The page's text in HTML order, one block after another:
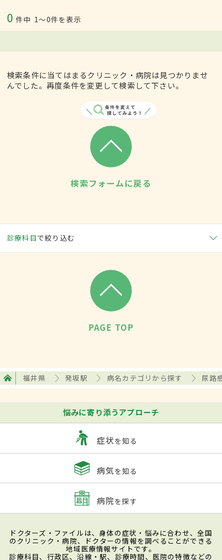
0 件中 1〜0件を表示
検索条件に当てはまるクリニック・病院は見つかりませ
んでした。再度条件を変更して検索して下さい。
検索フォームに戻る
診療科目で絞り込む
PAGE TOP
福井県 発坂駅 病名カテゴリから探す 尿路
悩みに寄り添うアプローチ
症状を知る
病気を知る
病院を探す
ドクターズ・ファイルは、身体の症状・悩みに合わせ、全国
のクリニック・病院、ドクターの情報を調べることができる
地域医療情報サイトです。
診療科目、行政区、沿線・駅、診療時間、医院の特徴などの